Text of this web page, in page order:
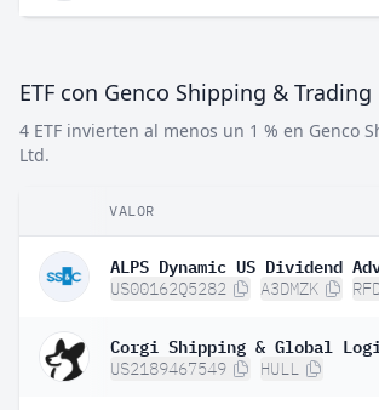
ETF con Genco Shipping & Trading
4 ETF invierten al menos un 1 % en Genco
Ltd.
VALOR
ALPS Dynamic US Dividend
US00162Q5282 A3DMZK
Corgi Shipping & Global
US2189467549 HULL